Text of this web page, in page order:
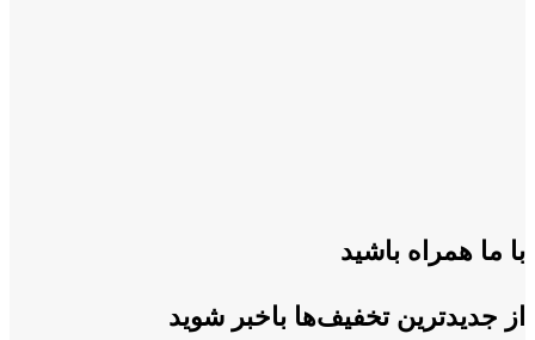
با ما همراه باشید
از جدیدترین تخفیف‌ها باخبر شوید